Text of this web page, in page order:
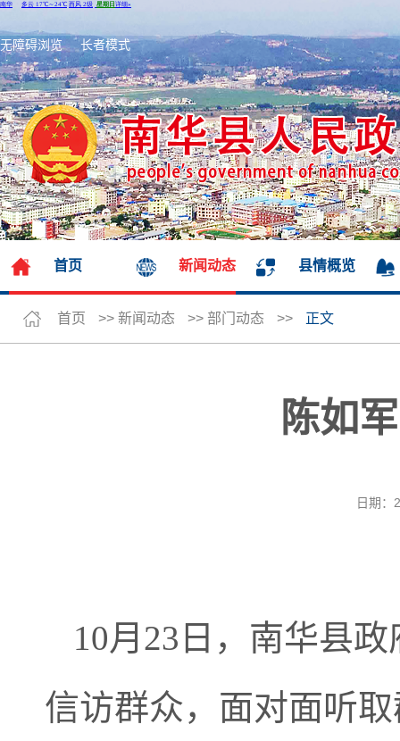
无障碍浏览 长者模式
首页 新闻动态 县情概览
首页 >> 新闻动态 >> 部门动态 >> 正文
陈如
日期
10月 23 日，南华县
信访群众，面对面听取